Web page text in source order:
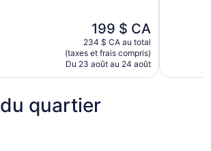
Le
prix
est
de
199 $ CA
199 $ CA
234 $ CA au total
(taxes et frais compris)
Du 23 août au 24 août
quartier